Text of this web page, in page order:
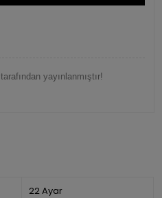
tarafından yayınlanmıştır!
22 Ayar